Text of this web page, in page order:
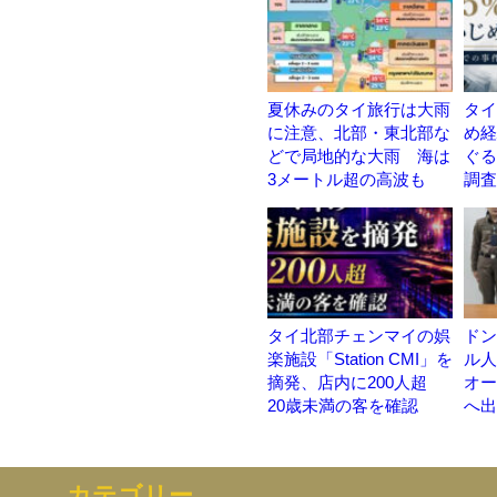
夏休みのタイ旅行は大雨
に注意、北部・東北部な
どで局地的な大雨 海は
3メートル超の高波も
タ
め
ぐ
調
タイ北部チェンマイの娯
楽施設「Station CMI」を
摘発、店内に200人超
20歳未満の客を確認
ド
ル
オ
へ